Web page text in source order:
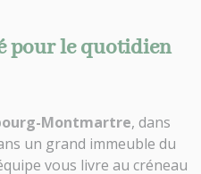
pour le quotidien
Montmartre, dans
un grand immeuble du
vous livre au créneau